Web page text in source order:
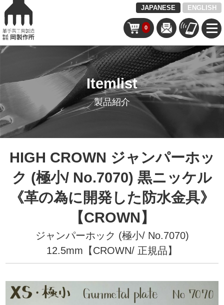
JAPANESE ENGLISH
0
Itemlist
製品紹介
HIGH CROWN ジャンパーホッ
ク (極小/ No.7070) 黒ニッケル
《革の為に開発した防水金具》
【CROWN】
ジャンパーホック (極小/ No.7070)
12.5mm【CROWN/ 正規品】